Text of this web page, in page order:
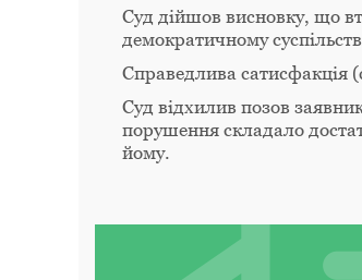
Суд дійшов висновку, що
демократичному
Справедлива сатисфакція
Суд відхилив позов
порушення складало
йому.